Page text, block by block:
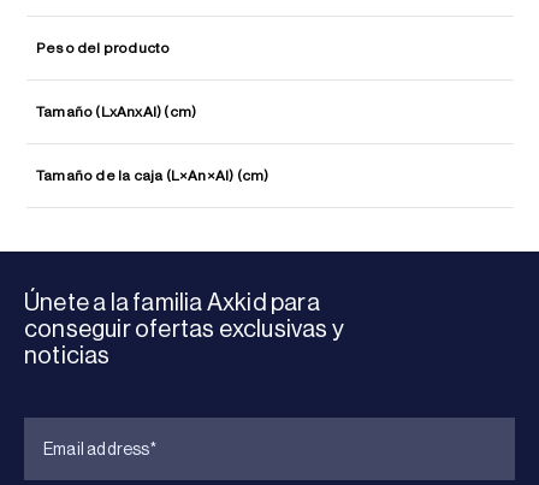
Peso del producto
Tamaño (LxAnxAl) (cm)
Tamaño de la caja (L×An×Al) (cm)
Únete a la familia Axkid para
conseguir ofertas exclusivas y
noticias